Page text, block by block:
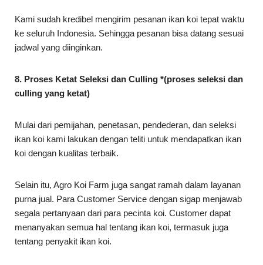
Kami sudah kredibel mengirim pesanan ikan koi tepat waktu
ke seluruh Indonesia. Sehingga pesanan bisa datang sesuai
jadwal yang diinginkan.
8. Proses Ketat Seleksi dan Culling *(proses seleksi dan
culling yang ketat)
Mulai dari pemijahan, penetasan, pendederan, dan seleksi
ikan koi kami lakukan dengan teliti untuk mendapatkan ikan
koi dengan kualitas terbaik.
Selain itu, Agro Koi Farm juga sangat ramah dalam layanan
purna jual. Para Customer Service dengan sigap menjawab
segala pertanyaan dari para pecinta koi. Customer dapat
menanyakan semua hal tentang ikan koi, termasuk juga
tentang penyakit ikan koi.